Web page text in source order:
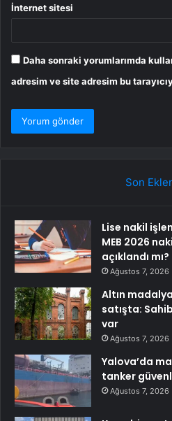
İnternet sitesi
Daha sonraki yorumlarımda
adresim ve site adresim bu
Son
Lise nakil
MEB 2026
açıklandı mı?
Ağustos 7, 2026
Altın
satışta:
var
Ağustos 7, 2026
Yalova’da
tanker
Ağustos 7, 2026